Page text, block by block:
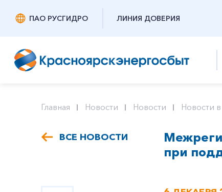
ПАО РУСГИДРО ЛИНИЯ ДОВЕРИЯ
Главная Новости Новости Новости
ВСЕ НОВОСТИ
при